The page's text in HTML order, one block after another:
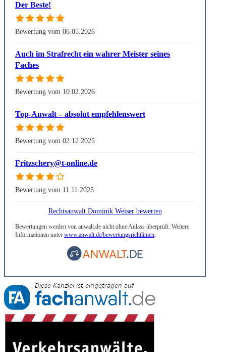
Der Beste!
Bewertung vom 06.05.2026
Auch im Strafrecht ein wahrer Meister seines
Faches
Bewertung vom 10.02.2026
Top-Anwalt – absolut empfehlenswert
Bewertung vom 02.12.2025
Fritzschery@t-online.de
Bewertung vom 11.11.2025
Rechtsanwalt Dominik Weiser bewerten
Bewertungen werden von anwalt.de nicht ohne Anlass überprüft. Weitere
Informationen unter www.anwalt.de/bewertungsrichtlinien.